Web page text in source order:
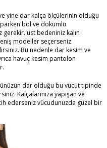
yine dar kalça ölçülerinin olduğu
bol ve dökümlü
üst bedeniniz kalın
modeller seçerseniz
Bu nedenle dar kesim ve
havuç kesim pantolon
dar olduğu bu vücut tipinde
Kalçalarınıza yapışan ve
ederseniz vücudunuzda güzel bir